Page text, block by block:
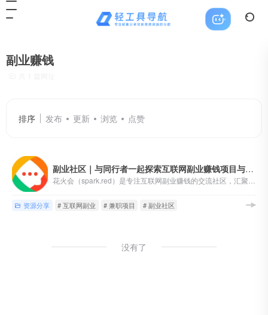
副业赚钱
排序 发布 更新 浏览 点赞
副业社区｜与同行者一起探索互联网副业赚钱项目与思路
资源分享 # 互联网副业 # 兼职项目 # 副业社区
没有了